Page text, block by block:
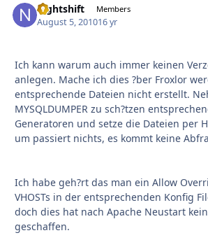
nightshift Members
August 5, 201016 yr
Ich kann warum auch immer keinen
anlegen. Mache ich dies ?ber Froxlor
entsprechende Dateien nicht erstellt.
MYSQLDUMPER zu sch?tzen
Generatoren und setze die Dateien per
um passiert nichts, es kommt keine
Ich habe geh?rt das man ein Allow
VHOSTs in der entsprechenden Konfig
doch dies hat nach Apache Neustart
geschaffen.